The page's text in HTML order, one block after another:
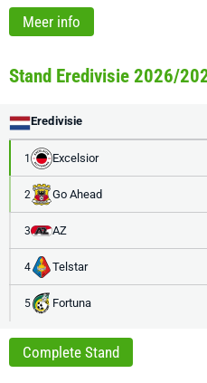
Meer info
Stand Eredivisie 2026/
Eredivisie
1 Excelsior
2 Go Ahead
3 AZ
4 Telstar
5 Fortuna
Complete Stand